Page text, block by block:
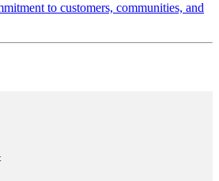
to customers, communities, and